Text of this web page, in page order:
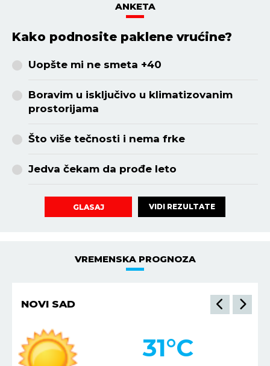
ANKETA
Kako podnosite paklene vrućine?
Uopšte mi ne smeta +40
Boravim u isključivo u klimatizovanim
prostorijama
Što više tečnosti i nema frke
Jedva čekam da prođe leto
GLASAJ VIDI REZULTATE
VREMENSKA PROGNOZA
NIŠ
35°C